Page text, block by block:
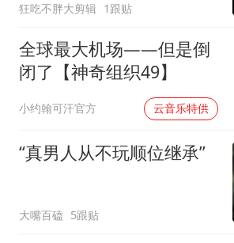
狂吃不胖大剪辑 1跟贴
全球最大机场——但是倒
闭了【神奇组织49】
小约翰可汗官方 云音乐特供
“真男人从不玩顺位继承”
大嘴百磕 5跟贴